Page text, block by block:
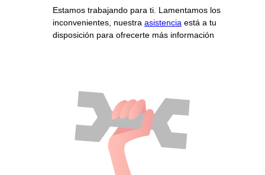
Estamos trabajando para ti. Lamentamos los
inconvenientes, nuestra asistencia está a tu
disposición para ofrecerte más información